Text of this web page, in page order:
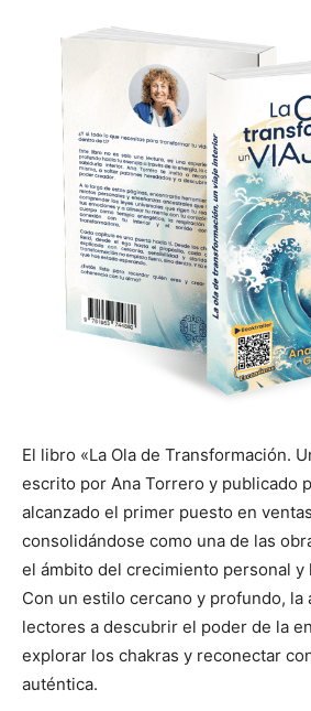
El libro «La Ola de Transformación.
escrito por Ana Torrero y publicado
alcanzado el primer puesto en
consolidándose como una de las
el ámbito del crecimiento personal y
Con un estilo cercano y profundo, la
lectores a descubrir el poder de la
explorar los chakras y reconectar
auténtica.